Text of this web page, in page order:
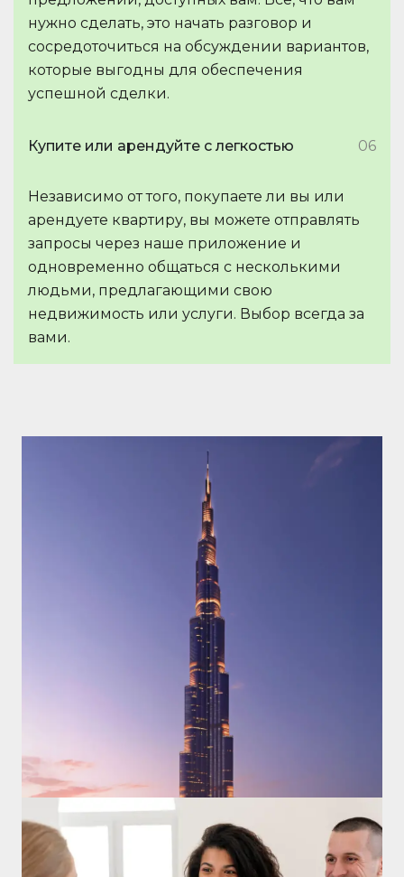
нужно сделать, это начать разговор и
сосредоточиться на обсуждении вариантов,
которые выгодны для обеспечения
успешной сделки.
Купите или арендуйте с легкостью 06
Независимо от того, покупаете ли вы или
арендуете квартиру, вы можете отправлять
запросы через наше приложение и
одновременно общаться с несколькими
людьми, предлагающими свою
недвижимость или услуги. Выбор всегда за
вами.